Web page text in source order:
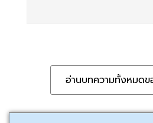
อ่านบทความทั้งหมดข